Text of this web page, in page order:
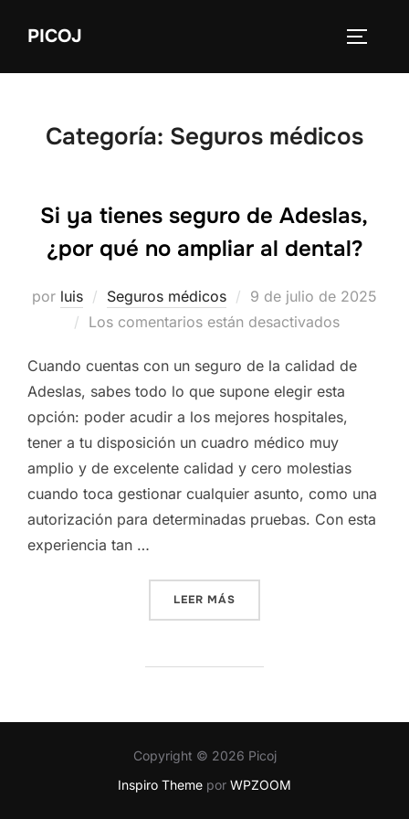
PICOJ
Categoría: Seguros médicos
Si ya tienes seguro de Adeslas,
¿por qué no ampliar al dental?
por luis Seguros médicos
Publicado
el
9 de julio de 2025
Los comentarios están desactivados
Cuando cuentas con un seguro de la calidad de
Adeslas, sabes todo lo que supone elegir esta
opción: poder acudir a los mejores hospitales,
tener a tu disposición un cuadro médico muy
amplio y de excelente calidad y cero molestias
cuando toca gestionar cualquier asunto, como una
autorización para determinadas pruebas. Con esta
experiencia tan …
LEER MÁS
Copyright © 2026 Picoj
Inspiro Theme por WPZOOM